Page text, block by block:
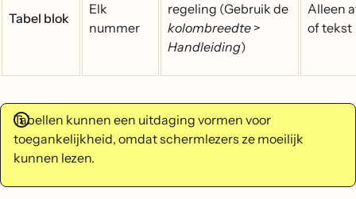
Tabel blok
Elk
nummer
regeling (Gebruik de
kolombreedte >
Handleiding)
Alleen
of tekst
Tabellen kunnen een uitdaging vormen voor
toegankelijkheid, omdat schermlezers ze moeilijk
kunnen lezen.